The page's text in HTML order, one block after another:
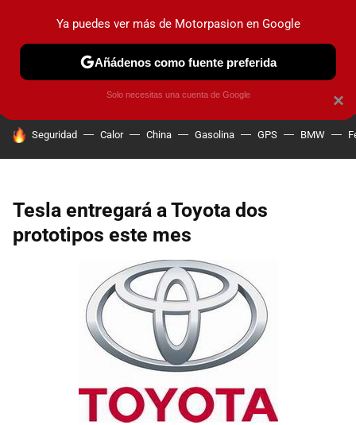
PRUEBAS COCHES ELÉCTRICOS OBSERVATORIO
HOY SE HABLA DE
Seguridad Calor China Gasolina GPS BMW
Tesla entregará a Toyota dos
prototipos este mes
×
Ya puedes ver más de Motorpasion en Google
Añádenos como fuente preferida
Solo necesitas una cuenta de Google